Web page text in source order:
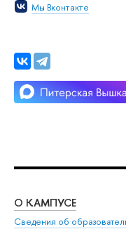
Мы Вконтакте
О КАМПУСЕ
Сведения об